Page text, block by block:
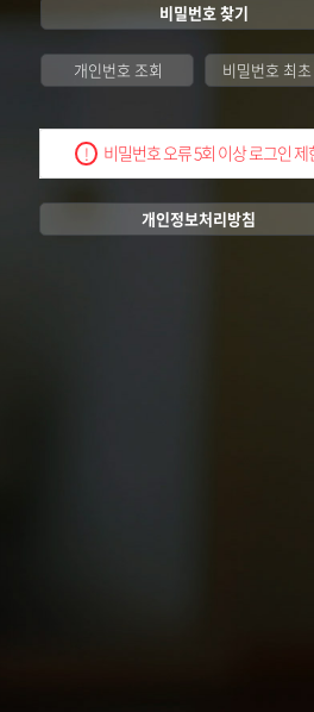
비밀번호 찾기
개인번호 조회 비밀번호 최
! 비밀번호 오류 5회 이상 로그인 제
개인정보처리방침